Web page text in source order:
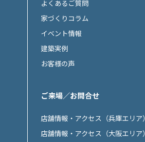
よくあるご質問
家づくりコラム
イベント情報
建築実例
お客様の声
ご来場／お問合せ
店舗情報・アクセス（兵庫エリア）
店舗情報・アクセス（大阪エリア）